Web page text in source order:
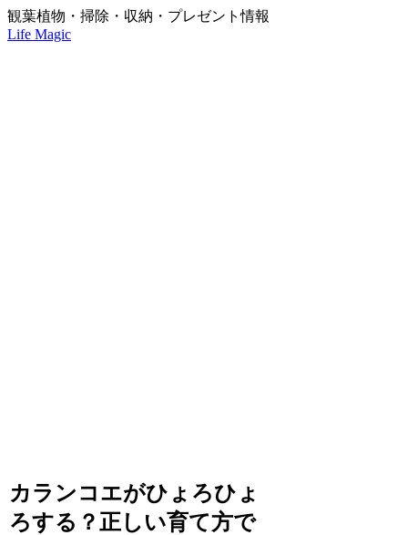
観葉植物・掃除・収納・プレゼント情報
Life Magic
カランコエがひょろひょ
ろする？正しい育て方で